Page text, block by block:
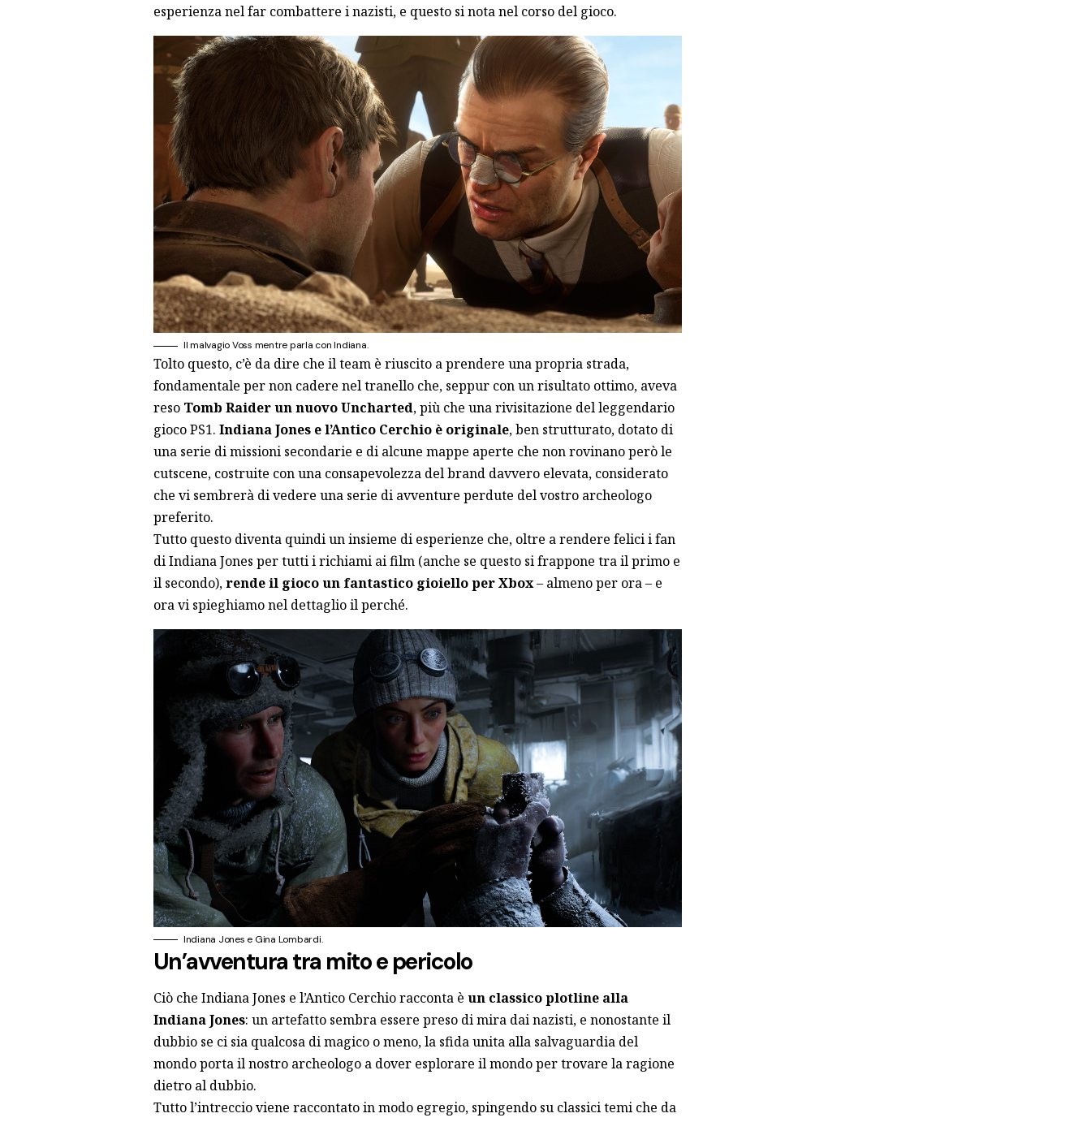
esperienza nel far combattere i nazisti, e questo si nota nel corso del gioco.
Il malvagio Voss mentre parla con Indiana.
Tolto questo, c’è da dire che il team è riuscito a prendere una propria strada,
fondamentale per non cadere nel tranello che, seppur con un risultato ottimo, aveva
reso Tomb Raider un nuovo Uncharted, più che una rivisitazione del leggendario
gioco PS1. Indiana Jones e l’Antico Cerchio è originale, ben strutturato, dotato di
una serie di missioni secondarie e di alcune mappe aperte che non rovinano però le
cutscene, costruite con una consapevolezza del brand davvero elevata, considerato
che vi sembrerà di vedere una serie di avventure perdute del vostro archeologo
preferito.
Tutto questo diventa quindi un insieme di esperienze che, oltre a rendere felici i fan
di Indiana Jones per tutti i richiami ai film (anche se questo si frappone tra il primo e
il secondo),rende il gioco un fantastico gioiello per Xbox– almeno per ora – e
ora vi spieghiamo nel dettaglio il perché.
Indiana Jones e Gina Lombardi.
Un’avventura tra mito e pericolo
Ciò che Indiana Jones e l’Antico Cerchio racconta è un classico plotline alla
Indiana Jones: un artefatto sembra essere preso di mira dai nazisti, e nonostante il
dubbio se ci sia qualcosa di magico o meno, la sfida unita alla salvaguardia del
mondo porta il nostro archeologo a dover esplorare il mondo per trovare la ragione
dietro al dubbio.
Tutto l’intreccio viene raccontato in modo egregio, spingendo su classici temi che da